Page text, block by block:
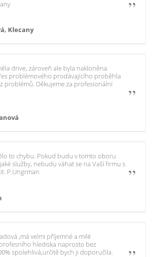
Klecany
drive, zároveň ale byla nakloněna
problémového prodávajícího proběhla
problémů. Děkujeme za profesionální
to chybu. Pokud budu v tomto oboru
služby, nebudu váhat se na Vaší firmu s
P.Ungrman
,má velmi příjemné a milé
hlediska naprosto bez
spolehlivá,určitě bych ji doporučila.